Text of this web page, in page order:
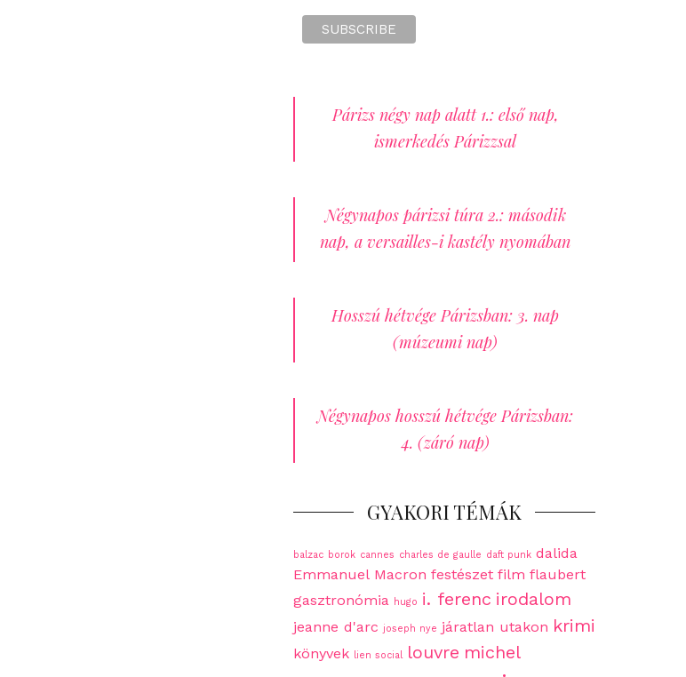
Párizs négy nap alatt 1.: első nap,
ismerkedés Párizzsal
Négynapos párizsi túra 2.: második
nap, a versailles-i kastély nyomában
Hosszú hétvége Párizsban: 3. nap
(múzeumi nap)
Négynapos hosszú hétvége Párizsban:
4. (záró nap)
GYAKORI TÉMÁK
balzac borok cannes charles de gaulle daft punk dalida
Emmanuel Macron festészet film flaubert
gasztronómia
hugo i. ferenc irodalom
jeanne d'arc joseph nye járatlan utakon krimi
könyvek lien social louvre michel